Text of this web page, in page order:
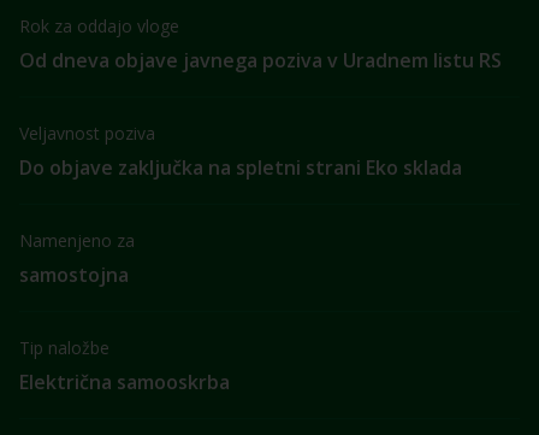
Rok za oddajo vloge
Od dneva objave javnega poziva v Uradnem listu RS
Veljavnost poziva
Do objave zaključka na spletni strani Eko sklada
Namenjeno za
samostojna
Tip naložbe
Električna samooskrba